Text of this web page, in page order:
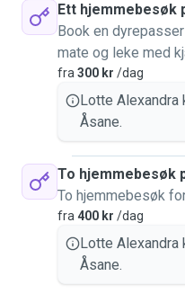
Ett hjemmebesøk
Book en
mate og leke med
fra 300 kr /dag
Lotte Alexandra
Åsane.
To hjemmebesøk
To hjemmebesøk
fra 400 kr /dag
Lotte Alexandra
Åsane.